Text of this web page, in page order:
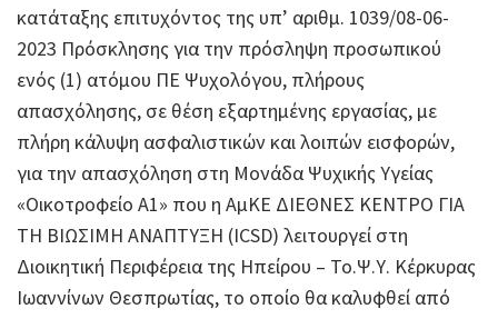
κατάταξης επιτυχόντος της υπ’ αριθμ. 1039/08-06-
2023 Πρόσκλησης για την πρόσληψη προσωπικού
ενός (1) ατόμου ΠΕ Ψυχολόγου, πλήρους
απασχόλησης, σε θέση εξαρτημένης εργασίας, με
πλήρη κάλυψη ασφαλιστικών και λοιπών εισφορών,
για την απασχόληση στη Μονάδα Ψυχικής Υγείας
«Οικοτροφείο Α1» που η ΑμΚΕ ΔΙΕΘΝΕΣ ΚΕΝΤΡΟ ΓΙΑ
ΤΗ ΒΙΩΣΙΜΗ ΑΝΑΠΤΥΞΗ (ICSD) λειτουργεί στη
Διοικητική Περιφέρεια της Ηπείρου – Το.Ψ.Υ. Κέρκυρας
Ιωαννίνων Θεσπρωτίας, το οποίο θα καλυφθεί από